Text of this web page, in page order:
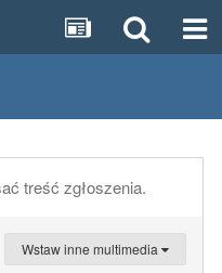
treść zgłoszenia.
Wstaw inne multimedia